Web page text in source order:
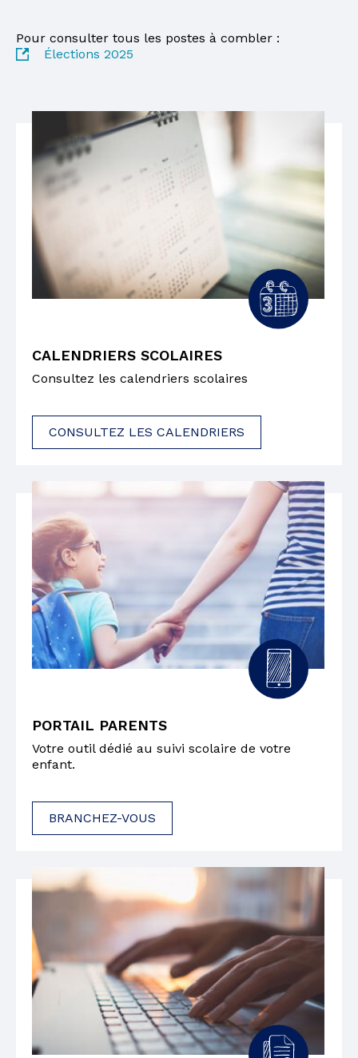
Pour consulter tous les postes à combler :
Élections 2025
CALENDRIERS SCOLAIRES
Consultez les calendriers scolaires
CONSULTEZ LES CALENDRIERS
PORTAIL PARENTS
Votre outil dédié au suivi scolaire de votre
enfant.
BRANCHEZ-VOUS